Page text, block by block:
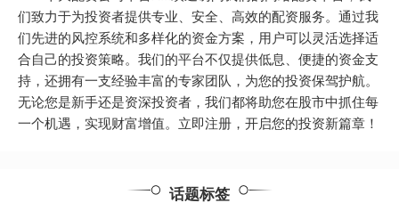
们致力于为投资者提供专业、安全、高效的配资服务。通过我
们先进的风控系统和多样化的资金方案，用户可以灵活选择适
合自己的投资策略。我们的平台不仅提供低息、便捷的资金支
持，还拥有一支经验丰富的专家团队，为您的投资保驾护航。
无论您是新手还是资深投资者，我们都将助您在股市中抓住每
一个机遇，实现财富增值。立即注册，开启您的投资新篇章！
话题标签